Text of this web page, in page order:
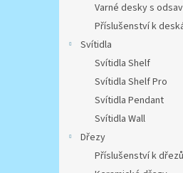
Varné desky s
Příslušenství k
Svítidla
Svítidla Shelf
Svítidla Shelf Pro
Svítidla Pendant
Svítidla Wall
Dřezy
Příslušenství k